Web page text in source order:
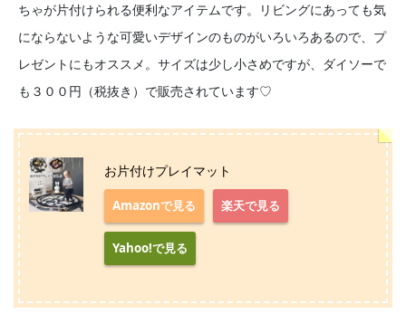
ちゃが片付けられる便利なアイテムです。リビングにあっても気
にならないような可愛いデザインのものがいろいろあるので、プ
レゼントにもオススメ。サイズは少し小さめですが、ダイソーで
も３００円（税抜き）で販売されています♡
お片付けプレイマット
Amazonで見る 楽天で見る
Yahoo!で見る